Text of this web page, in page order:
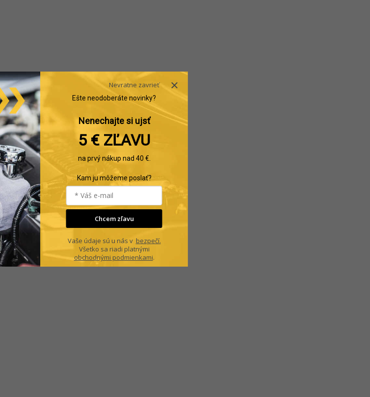
Nevratne zavrieť
Ešte neodoberáte novinky?
Nenechajte si ujsť
5 € ZĽAVU
na prvý nákup nad 40 €.
Kam ju môžeme poslať?
Chcem zľavu
Vaše údaje sú u nás v bezpečí.
Všetko sa riadi platnými
obchodnými podmienkami.